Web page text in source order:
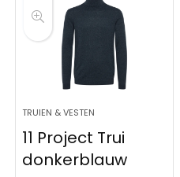
TRUIEN & VESTEN
11 Project Trui
donkerblauw